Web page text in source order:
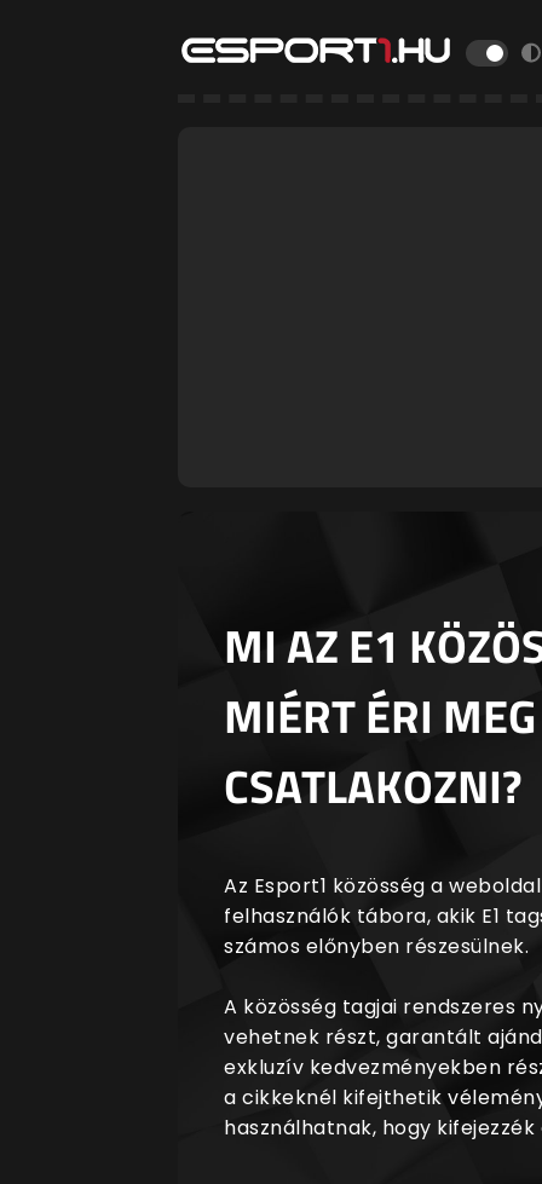
MI AZ E1
MIÉRT ÉRI MEG
CSATLAKOZNI?
Az Esport1 közösség a
felhasználók tábora, akik E1
számos előnyben részesülnek.
A közösség tagjai rendszeres
vehetnek részt, garantált
exkluzív kedvezményekben
a cikkeknél kifejthetik
használhatnak, hogy